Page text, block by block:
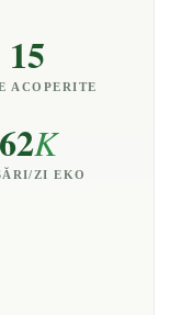
15
ACOPERITE
62K
ZI EKO